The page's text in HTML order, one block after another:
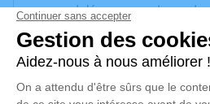
vos condoléances, partager
une anecdote ou exprimer vos
poèmes ou des textes. Cet
d'expression dédié à honorer
THIGOULET.